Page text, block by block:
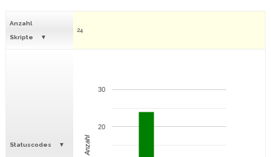
Anzahl
Skripte
24
Statuscodes
20
30
Anzahl